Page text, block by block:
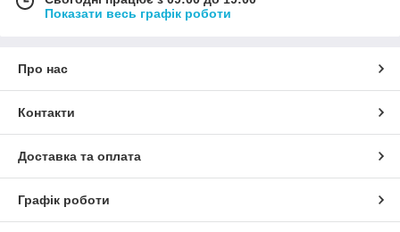
Показати весь графік роботи
Про нас
Контакти
Доставка та оплата
Графік роботи